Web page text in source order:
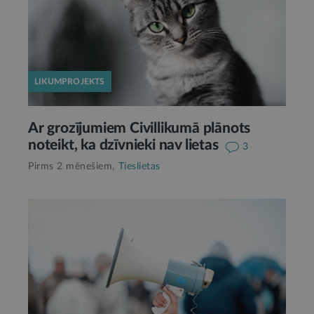
LIKUMPROJEKTS
Ar grozījumiem Civillikumā plānots
noteikt, ka dzīvnieki nav lietas
3
Pirms 2 mēnešiem,
Tieslietas